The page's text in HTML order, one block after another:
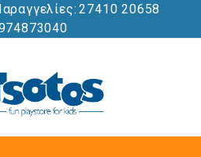
27410 20658